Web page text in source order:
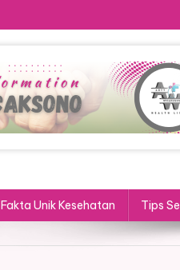
Fakta Unik Kesehatan Tips